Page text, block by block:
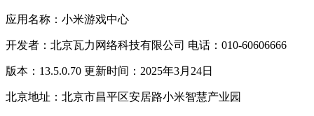
应用名称：小米游戏中心
开发者：北京瓦力网络科技有限公司 电话：010-60606666
版本：13.5.0.70 更新时间：2025年3月24日
北京地址：北京市昌平区安居路小米智慧产业园